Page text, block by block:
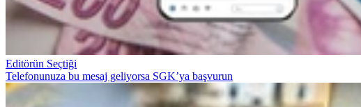
Editörün Seçtiği
Telefonunuza bu mesaj geliyorsa SGK’ya başvurun